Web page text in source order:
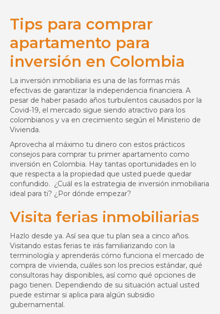
Tips para comprar
apartamento para
inversión en Colombia
La inversión inmobiliaria es una de las formas más
efectivas de garantizar la independencia financiera. A
pesar de haber pasado años turbulentos causados por la
Covid-19, el mercado sigue siendo atractivo para los
colombianos y va en crecimiento según el Ministerio de
Vivienda.
Aprovecha al máximo tu dinero con estos prácticos
consejos para comprar tu primer apartamento como
inversión en Colombia. Hay tantas oportunidades en lo
que respecta a la propiedad que usted puede quedar
confundido. ¿Cuál es la estrategia de inversión inmobiliaria
ideal para ti? ¿Por dónde empezar?
Visita ferias inmobiliarias
Hazlo desde ya. Así sea que tu plan sea a cinco años.
Visitando estas ferias te irás familiarizando con la
terminología y aprenderás cómo funciona el mercado de
compra de vivienda, cuáles son los precios estándar, qué
consultoras hay disponibles, así como qué opciones de
pago tienen. Dependiendo de su situación actual usted
puede estimar si aplica para algún subsidio
gubernamental.